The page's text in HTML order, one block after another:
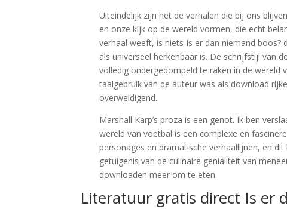
Uiteindelijk zijn het de verhalen die bij ons
en onze kijk op de wereld vormen, die echt
verhaal weeft, is niets Is er dan niemand
als universeel herkenbaar is. De schrijfstijl van
volledig ondergedompeld te raken in de wereld
taalgebruik van de auteur was als download
overweldigend.
Marshall Karp’s proza is een genot. Ik ben
wereld van voetbal is een complexe en
personages en dramatische verhaallijnen, en
getuigenis van de culinaire genialiteit van
downloaden meer om te eten.
Literatuur gratis direct Is er